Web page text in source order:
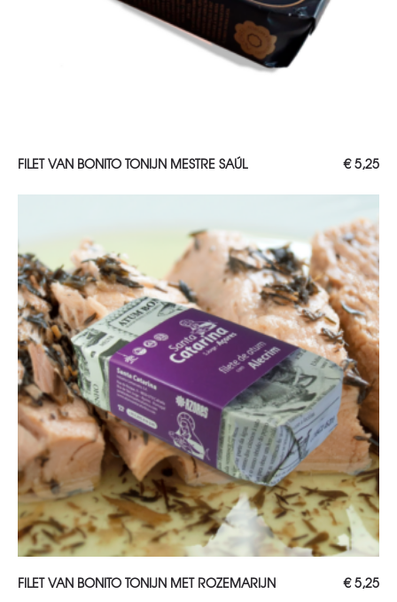
TOEVOEGEN AAN WINKELWAGEN
FILET VAN BONITO TONIJN MESTRE SAÚL €5,25
TOEVOEGEN AAN WINKELWAGEN
FILET VAN BONITO TONIJN MET ROZEMARIJN €5,25